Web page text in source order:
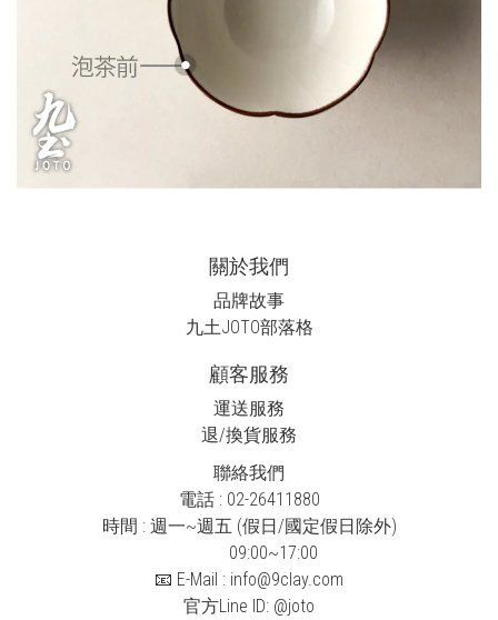
關於我們
品牌故事
九土JOTO部落格
顧客服務
運送服務
退/換貨服務
聯絡我們
電話 : 02-26411880
時間 : 週一~週五 (假日/國定假日除外)
09:00~17:00
📧 E-Mail : info@9clay.com
官方Line ID: @joto